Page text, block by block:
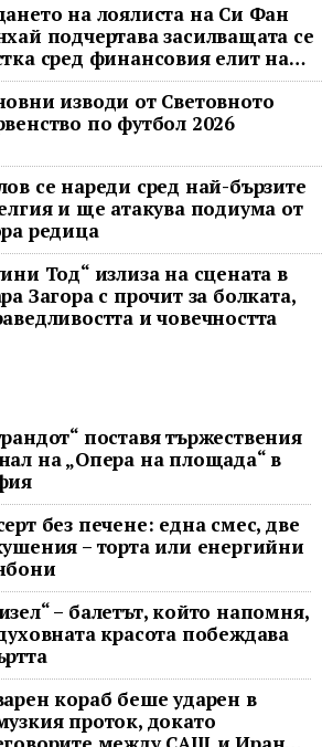
на лоялиста на Си Фан
подчертава засилващата се
сред финансовия елит на
изводи от Световното
по футбол 2026
се нареди сред най-бързите
и ще атакува подиума от
редица
Тод“ излиза на сцената в
Загора с прочит за болката,
и човечността
поставя тържествения
на „Опера на площада“ в
без печене: една смес, две
– торта или енергийни
– балетът, който напомня,
красота побеждава
кораб беше ударен в
проток, докато